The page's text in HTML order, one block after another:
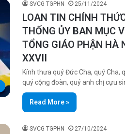
SVCG TGPHN 25/11/2024
LOAN TIN CHÍNH
THỐNG ỦY BAN MỤC
TỔNG GIÁO PHẬN HÀ
XXVII
Kính thưa quý Đức Cha, quý Cha,
quý cộng đoàn, quý anh chị cựu
Read More »
SVCG TGPHN 27/10/2024